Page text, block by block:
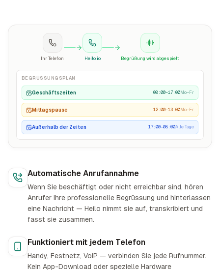
Ihr Telefon Heilo.io Begrüßung wird abgespielt
BEGRÜSSUNGSPLAN
Geschäftszeiten 08:00–17:00 Mo–Fr
Mittagspause 12:00–13:00 Mo–Fr
Außerhalb der Zeiten 17:00–08:00Alle Tage
Automatische Anrufannahme
Wenn Sie beschäftigt oder nicht erreichbar sind, hören
Anrufer Ihre professionelle Begrüssung und hinterlassen
eine Nachricht — Heilo nimmt sie auf, transkribiert und
fasst sie zusammen.
Funktioniert mit jedem Telefon
Handy, Festnetz, VoIP — verbinden Sie jede Rufnummer.
Kein App-Download oder spezielle Hardware